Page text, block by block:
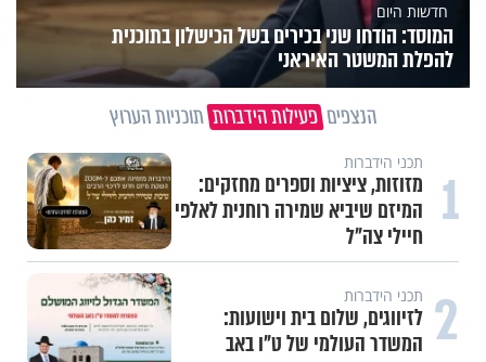
חדשות היום
המוסד: הודחו שני בכירים בשל הכישלון בתוכנית
להפלת המשטר האיראני
הנצפים פעילות הידברות תוכניות הערוץ
1 תכני הידברות
מזוזות, ציציות וספרים מחזקים:
המיזם שיביא שמירה רוחנית לאלפי
חיילי צה"ל
2 תכני הידברות
לזיווגים, שלום בית וישועות:
המשדר העולמי של ט"ו באב